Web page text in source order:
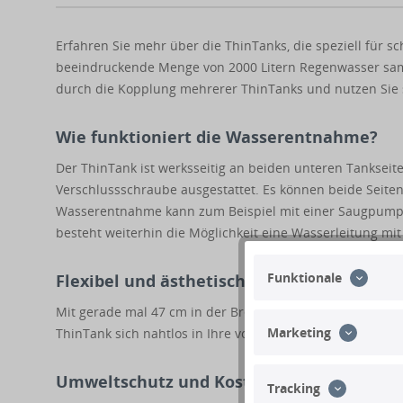
Erfahren Sie mehr über die ThinTanks, die speziell für
beeindruckende Menge von 2000 Litern Regenwasser
durch die Kopplung mehrerer ThinTanks und nutzen
Wie funktioniert die Wasserentnahme?
Der ThinTank ist werksseitig an beiden unteren
Verschlussschraube ausgestattet. Es können beide
Wasserentnahme kann zum Beispiel mit einer
besteht weiterhin die Möglichkeit eine Wasserleitung
Flexibel und ästhetisch - Die schmalen
Mit gerade mal 47 cm in der Breite lassen sich die
ThinTank sich nahtlos in Ihre vorhandenen
Umweltschutz und Kostenersparnis -
Funktionale
Marketing
Tracking